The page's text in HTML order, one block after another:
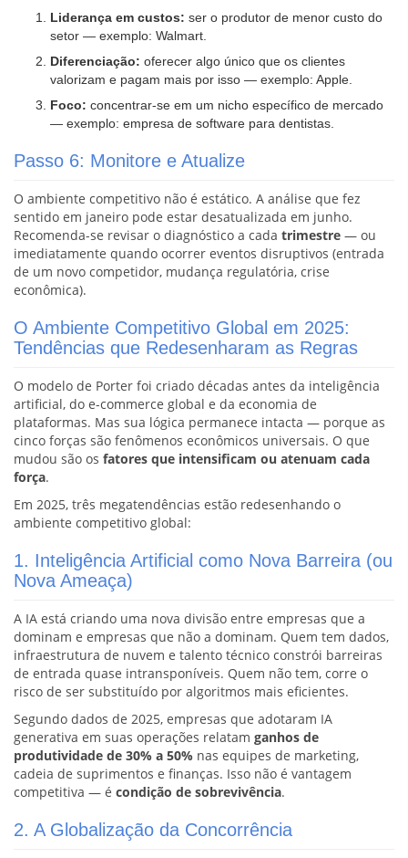
Liderança em custos: ser o produtor de menor custo do
setor — exemplo: Walmart.
Diferenciação: oferecer algo único que os clientes
valorizam e pagam mais por isso — exemplo: Apple.
Foco: concentrar-se em um nicho específico de mercado
— exemplo: empresa de software para dentistas.
Passo 6: Monitore e Atualize
O ambiente competitivo não é estático. A análise que fez
sentido em janeiro pode estar desatualizada em junho.
Recomenda-se revisar o diagnóstico a cada trimestre — ou
imediatamente quando ocorrer eventos disruptivos (entrada
de um novo competidor, mudança regulatória, crise
econômica).
O Ambiente Competitivo Global em 2025:
Tendências que Redesenharam as Regras
O modelo de Porter foi criado décadas antes da inteligência
artificial, do e-commerce global e da economia de
plataformas. Mas sua lógica permanece intacta — porque as
cinco forças são fenômenos econômicos universais. O que
mudou são os fatores que intensificam ou atenuam cada
força.
Em 2025, três megatendências estão redesenhando o
ambiente competitivo global:
1. Inteligência Artificial como Nova Barreira (ou
Nova Ameaça)
A IA está criando uma nova divisão entre empresas que a
dominam e empresas que não a dominam. Quem tem dados,
infraestrutura de nuvem e talento técnico constrói barreiras
de entrada quase intransponíveis. Quem não tem, corre o
risco de ser substituído por algoritmos mais eficientes.
Segundo dados de 2025, empresas que adotaram IA
generativa em suas operações relatam ganhos de
produtividade de 30% a 50% nas equipes de marketing,
cadeia de suprimentos e finanças. Isso não é vantagem
competitiva — é condição de sobrevivência.
2. A Globalização da Concorrência